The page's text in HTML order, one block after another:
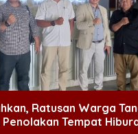
Ratusan Warga
Tempat